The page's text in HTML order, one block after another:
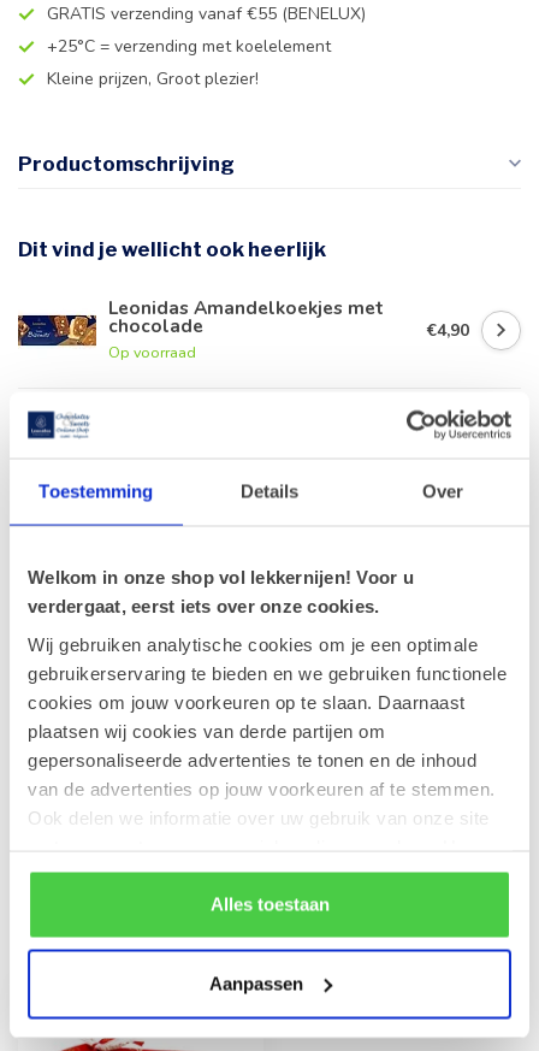
Toestemming Details Over
Welkom in onze shop vol lekkernijen! Voor u
verdergaat, eerst iets over onze cookies.
Wij gebruiken analytische cookies om je een optimale
gebruikerservaring te bieden en we gebruiken functionele
cookies om jouw voorkeuren op te slaan. Daarnaast
plaatsen wij cookies van derde partijen om
gepersonaliseerde advertenties te tonen en de inhoud
van de advertenties op jouw voorkeuren af te stemmen.
Ook delen we informatie over uw gebruik van onze site
rekening mee dat als je bepaalde cookies blokkeert, het
de correcte werking van de website kan verstoren.
Alles toestaan
Aanpassen
GRATIS verzending vanaf €55 (BENELUX)
+25°C = verzending met koelelement
Kleine prijzen, Groot plezier!
Productomschrijving
Dit vind je wellicht ook heerlijk
Leonidas Amandelkoekjes met
chocolade
Op voorraad
€4,90
€8,50
Op voorraad
Leonidas Cube Studentenhaver
300g
Op voorraad
€16,10
Leonidas 500g Pralines en fles
Duvel 75cl
Op voorraad
€36,90